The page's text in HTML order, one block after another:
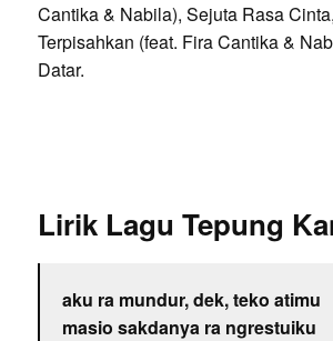
Cantika & Nabila), Sejuta Rasa
Terpisahkan (feat. Fira Cantika &
Datar.
Lirik Lagu Tepung
aku ra mundur, dek, teko atimu
masio sakdanya ra ngrestuiku